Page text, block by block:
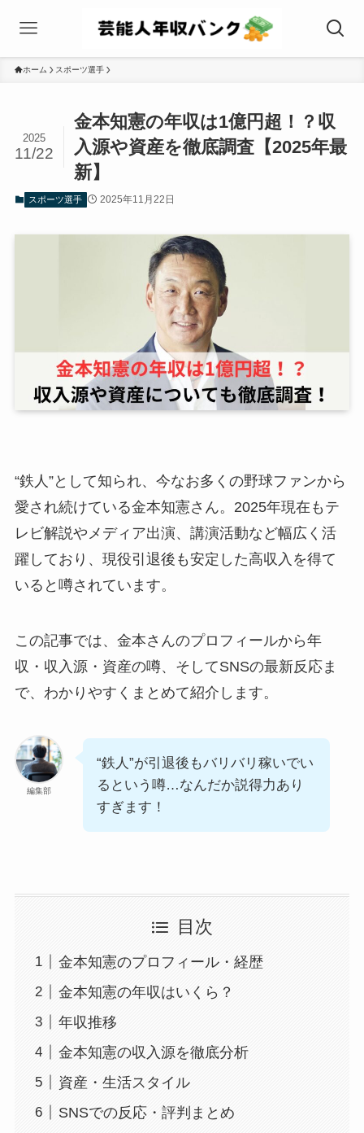
ホーム スポーツ選手
金本知憲の年収は1億円超！？収
入源や資産を徹底調査【2025年最
新】
2025
11/22
スポーツ選手 2025年11月22日
“鉄人”として知られ、今なお多くの野球ファンから
愛され続けている金本知憲さん。2025年現在もテ
レビ解説やメディア出演、講演活動など幅広く活
躍しており、現役引退後も安定した高収入を得て
いると噂されています。
この記事では、金本さんのプロフィールから年
収・収入源・資産の噂、そしてSNSの最新反応ま
で、わかりやすくまとめて紹介します。
編集部
“鉄人”が引退後もバリバリ稼いでい
るという噂…なんだか説得力あり
すぎます！
目次
金本知憲のプロフィール・経歴
金本知憲の年収はいくら？
年収推移
金本知憲の収入源を徹底分析
資産・生活スタイル
SNSでの反応・評判まとめ